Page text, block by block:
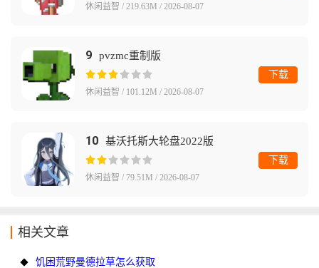
休闲益智 / 219.63M / 2026-08-07
9 pvzmc重制版
休闲益智 / 101.12M / 2026-08-07
下载
10 基沃托斯大轮盘2022版
休闲益智 / 79.51M / 2026-08-07
下载
相关文章
饥困荒野曼德拉草怎么获取